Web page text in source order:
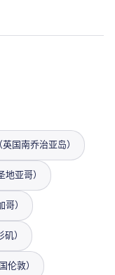
国南乔治亚岛）
地亚哥）
哥）
）
伦敦）